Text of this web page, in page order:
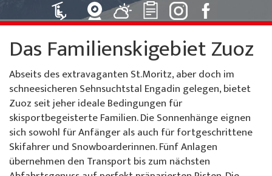
Kinderunterricht Ski
Kinderunterricht SB
Erwachsenenunterricht
Privatunterricht
Spezialangebote
Skeacher
Snowli Kids Village
Kinderunterricht
Privatunterricht
Willy's Skiverleih
Colani Skiverleih
Skitickets La Punt
Bikeschule
Gutscheine
Skigebiete
Zuoz
La Punt
Über uns
Über die Skischule
Team
Das Familienskigebiet Zuoz
Abseits des extravaganten St.Moritz, aber doch im
schneesicheren Sehnsuchtstal Engadin gelegen, bietet
Zuoz seit jeher ideale Bedingungen für
skisportbegeisterte Familien. Die Sonnenhänge eignen
sich sowohl für Anfänger als auch für fortgeschrittene
Skifahrer und Snowboarderinnen. Fünf Anlagen
übernehmen den Transport bis zum nächsten